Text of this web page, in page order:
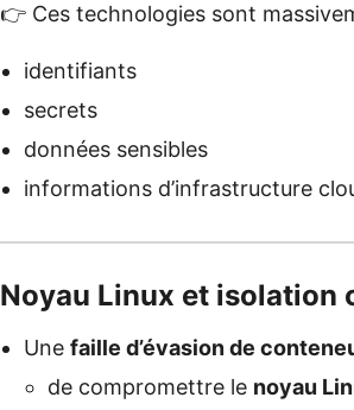
👉 Ces technologies sont
identifiants
secrets
données sensibles
informations d’infrastructure
Noyau Linux et isolation
Une faille d’évasion de
de compromettre le noyau